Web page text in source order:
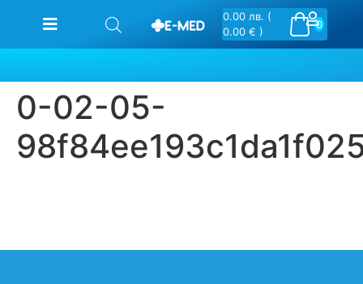
0
0.00 лв. (
0.00 € )
0-02-05-